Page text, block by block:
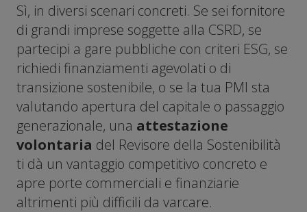
Sì, in diversi scenari concreti. Se sei fornitore
di grandi imprese soggette alla CSRD, se
partecipi a gare pubbliche con criteri ESG, se
richiedi finanziamenti agevolati o di
transizione sostenibile, o se la tua PMI sta
valutando apertura del capitale o passaggio
generazionale, una attestazione
volontaria del Revisore della Sostenibilità
ti dà un vantaggio competitivo concreto e
apre porte commerciali e finanziarie
altrimenti più difficili da varcare.